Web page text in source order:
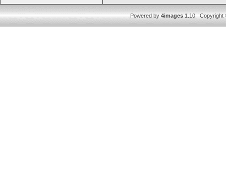
Powered by4images1.10 Copyright